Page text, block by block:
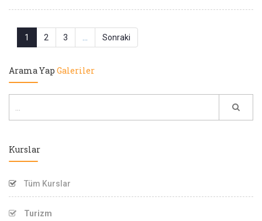
1 2 3 ... Sonraki
Arama Yap Galeriler
Kurslar
Tüm Kurslar
Turizm